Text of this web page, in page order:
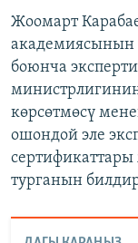
Жоомарт
боюнча
көрсөтмөсү
ошондой эле
турганын